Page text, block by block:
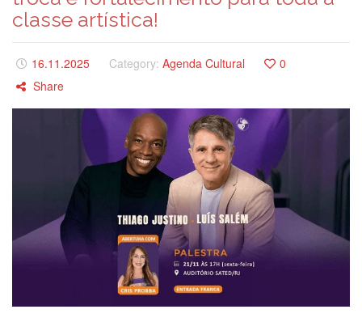
classe artística!
16.11.2025 Category: Agenda Cultural
0
Share